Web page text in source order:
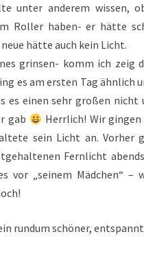
unter anderem wissen,
Roller haben- er hätte
hätte auch kein Licht.
grinsen- komm ich zeig
es am ersten Tag ähnlich
es einen sehr großen nicht
gab
Herrlich! Wir
sein Licht an. Vorher
Fernlicht
vor „seinem Mädchen“ –
rundum schöner,